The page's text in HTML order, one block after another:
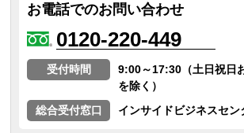
お電話でのお問い合わせ
0120-220-449
受付時間
9:00～17:30（土日祝日
を除く）
総合受付窓口
インサイドビジネスセン